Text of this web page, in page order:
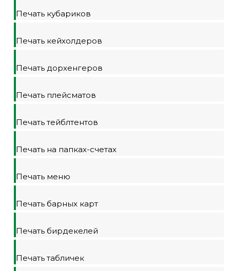
Печать кубариков
Печать кейхолдеров
Печать дорхенгеров
Печать плейсматов
Печать тейблтентов
Печать на папках-счетах
Печать меню
Печать барных карт
Печать бирдекелей
Печать табличек